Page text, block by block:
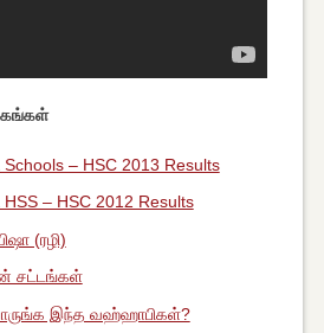
– HSC 2013 Results
– HSC 2012 Results
(ரழி)
சட்டங்கள்
இந்த வஹ்ஹாபிகள்?